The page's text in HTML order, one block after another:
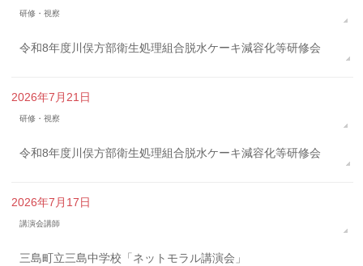
研修・視察
令和8年度川俣方部衛生処理組合脱水ケーキ減容化等研修会
2026年7月21日
研修・視察
令和8年度川俣方部衛生処理組合脱水ケーキ減容化等研修会
2026年7月17日
講演会講師
三島町立三島中学校「ネットモラル講演会」